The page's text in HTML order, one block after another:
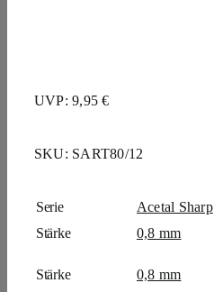
UVP: 9,95 €
SKU: SART80/12
Serie
Acetal Sharp
Stärke
0,8 mm
Stärke
0,8 mm